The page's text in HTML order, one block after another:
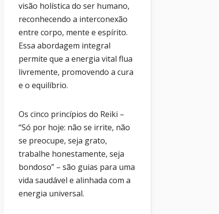
visão holística do ser humano,
reconhecendo a interconexão
entre corpo, mente e espírito.
Essa abordagem integral
permite que a energia vital flua
livremente, promovendo a cura
e o equilíbrio.
Os cinco princípios do Reiki –
“Só por hoje: não se irrite, não
se preocupe, seja grato,
trabalhe honestamente, seja
bondoso” – são guias para uma
vida saudável e alinhada com a
energia universal.